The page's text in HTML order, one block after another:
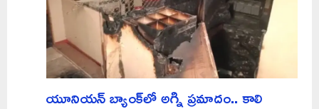
యూనియన్ బ్యాంక్‌లో అగ్ని ప్రమాదం.. కాలి